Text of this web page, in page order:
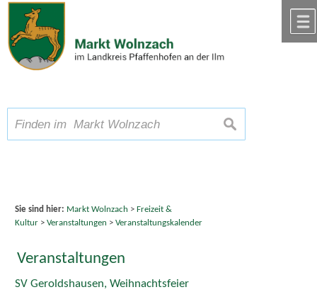
Zum Inhalt,zur Navigation
Schriftgröße A A A suchen
Sie sind hier: Markt Wolnzach > Freizeit &
Kultur> Veranstaltungen > Veranstaltungskalender
Veranstaltungen
SV Geroldshausen, Weihnachtsfeier